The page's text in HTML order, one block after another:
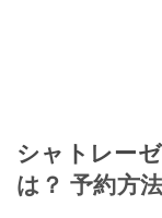
シャトレー
は？ 予約方